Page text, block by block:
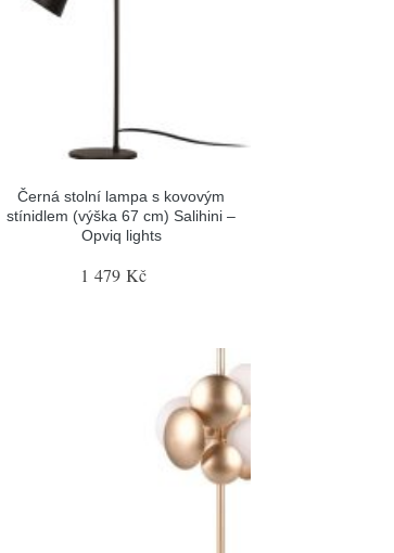
Černá stolní lampa s kovovým
stínidlem (výška 67 cm) Salihini –
Opviq lights
1 479 Kč